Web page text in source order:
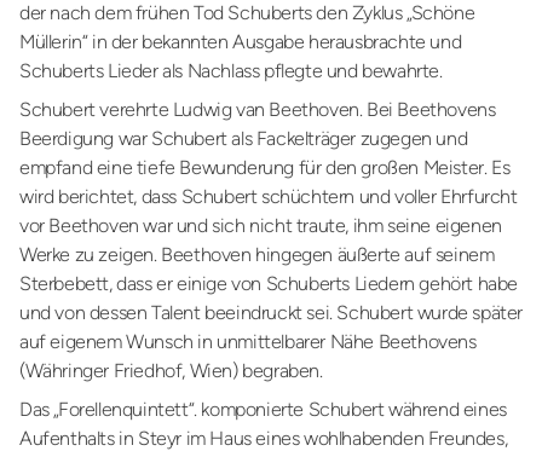
der nach dem frühen Tod Schuberts den Zyklus „Schöne
Müllerin“ in der bekannten Ausgabe herausbrachte und
Schuberts Lieder als Nachlass pflegte und bewahrte.
Schubert verehrte Ludwig van Beethoven. Bei Beethovens
Beerdigung war Schubert als Fackelträger zugegen und
empfand eine tiefe Bewunderung für den großen Meister. Es
wird berichtet, dass Schubert schüchtern und voller Ehrfurcht
vor Beethoven war und sich nicht traute, ihm seine eigenen
Werke zu zeigen. Beethoven hingegen äußerte auf seinem
Sterbebett, dass er einige von Schuberts Liedern gehört habe
und von dessen Talent beeindruckt sei. Schubert wurde später
auf eigenem Wunsch in unmittelbarer Nähe Beethovens
(Währinger Friedhof, Wien) begraben.
Das „Forellenquintett“. komponierte Schubert während eines
Aufenthalts in Steyr im Haus eines wohlhabenden Freundes,